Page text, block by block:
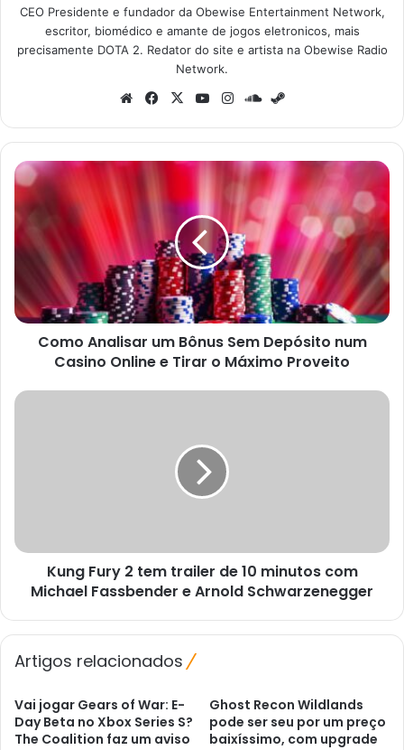
CEO Presidente e fundador da Obewise Entertainment Network,
escritor, biomédico e amante de jogos eletronicos, mais
precisamente DOTA 2. Redator do site e artista na Obewise Radio
Network.
WebsiteFacebook
X YouTubeInstagramSoundCloud
Como
Analisar
um
Bônus
Sem
Depósito
Casino
Online
Máximo
Como Analisar um Bônus Sem Depósito num
Casino Online e Tirar o Máximo Proveito
Kung
com
Michael
Fassbender
Kung Fury 2 tem trailer de 10 minutos com
Michael Fassbender e Arnold Schwarzenegger
Artigos relacionados
Vai jogar Gears of War: E-
Day Beta no Xbox Series S?
The Coalition faz um aviso
Ghost Recon Wildlands
pode ser seu por um preço
baixíssimo, com upgrade